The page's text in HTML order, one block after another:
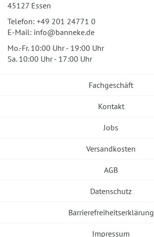
45127 Essen
Telefon: +49 201 24771 0
E-Mail: info@banneke.de
Mo.-Fr. 10:00 Uhr - 19:00 Uhr
Sa. 10:00 Uhr - 17:00 Uhr
Fachgeschäft
Kontakt
Jobs
Versandkosten
AGB
Datenschutz
Barrierefreiheitserklärung
Impressum